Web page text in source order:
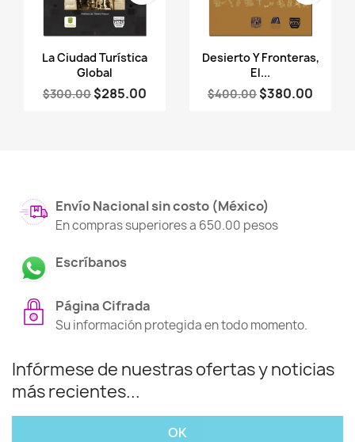
Vista rápida
La Ciudad Turística
Global
$300.00 $285.00
Vista rápida
Desierto Y Fronteras,
El...
$400.00 $380.00
Envío Nacional sin costo (México)
En compras superiores a 650.00 pesos
Escríbanos
Página Cifrada
Su información protegida en todo momento.
Infórmese de nuestras ofertas y noticias
más recientes...